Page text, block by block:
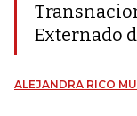
Externado
ALEJANDRA RICO